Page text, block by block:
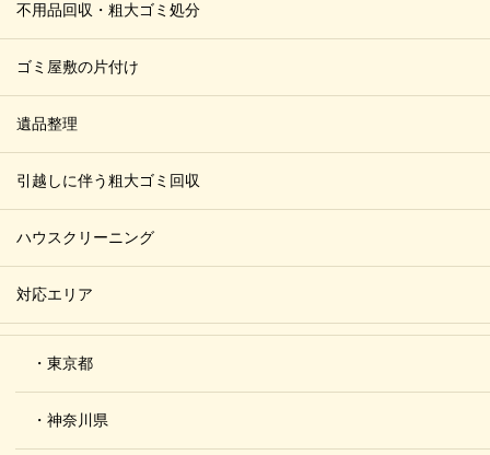
不用品回収・粗大ゴミ処分
ゴミ屋敷の片付け
遺品整理
引越しに伴う粗大ゴミ回収
ハウスクリーニング
対応エリア
・東京都
・神奈川県